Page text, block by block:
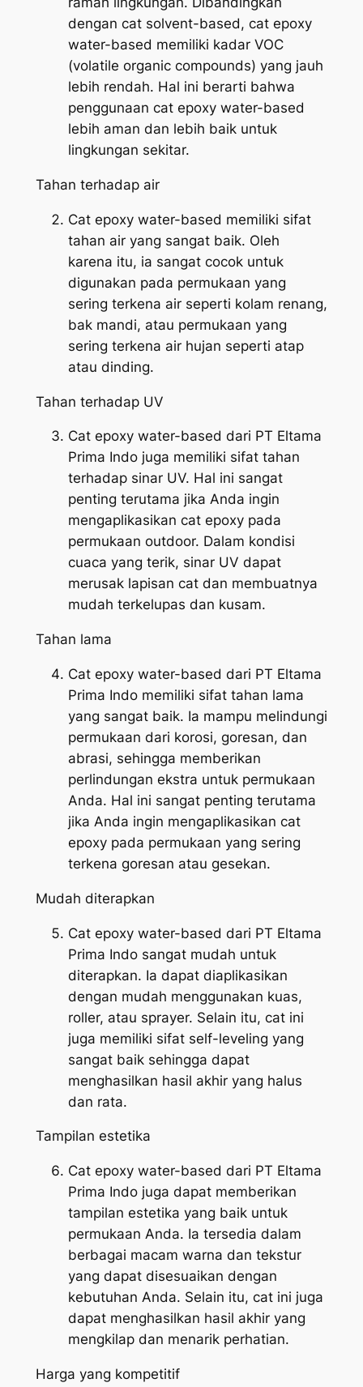
dengan cat solvent-based, cat epoxy
water-based memiliki kadar VOC
(volatile organic compounds) yang jauh
lebih rendah. Hal ini berarti bahwa
penggunaan cat epoxy water-based
lebih aman dan lebih baik untuk
lingkungan sekitar.
Tahan terhadap air
Cat epoxy water-based memiliki sifat
tahan air yang sangat baik. Oleh
karena itu, ia sangat cocok untuk
digunakan pada permukaan yang
sering terkena air seperti kolam renang,
bak mandi, atau permukaan yang
sering terkena air hujan seperti atap
atau dinding.
Tahan terhadap UV
Cat epoxy water-based dari PT Eltama
Prima Indo juga memiliki sifat tahan
terhadap sinar UV. Hal ini sangat
penting terutama jika Anda ingin
mengaplikasikan cat epoxy pada
permukaan outdoor. Dalam kondisi
cuaca yang terik, sinar UV dapat
merusak lapisan cat dan membuatnya
mudah terkelupas dan kusam.
Tahan lama
Cat epoxy water-based dari PT Eltama
Prima Indo memiliki sifat tahan lama
yang sangat baik. Ia mampu melindungi
permukaan dari korosi, goresan, dan
abrasi, sehingga memberikan
perlindungan ekstra untuk permukaan
Anda. Hal ini sangat penting terutama
jika Anda ingin mengaplikasikan cat
epoxy pada permukaan yang sering
terkena goresan atau gesekan.
Mudah diterapkan
Cat epoxy water-based dari PT Eltama
Prima Indo sangat mudah untuk
diterapkan. Ia dapat diaplikasikan
dengan mudah menggunakan kuas,
roller, atau sprayer. Selain itu, cat ini
juga memiliki sifat self-leveling yang
sangat baik sehingga dapat
menghasilkan hasil akhir yang halus
dan rata.
Tampilan estetika
Cat epoxy water-based dari PT Eltama
Prima Indo juga dapat memberikan
tampilan estetika yang baik untuk
permukaan Anda. Ia tersedia dalam
berbagai macam warna dan tekstur
yang dapat disesuaikan dengan
kebutuhan Anda. Selain itu, cat ini juga
dapat menghasilkan hasil akhir yang
mengkilap dan menarik perhatian.
Harga yang kompetitif